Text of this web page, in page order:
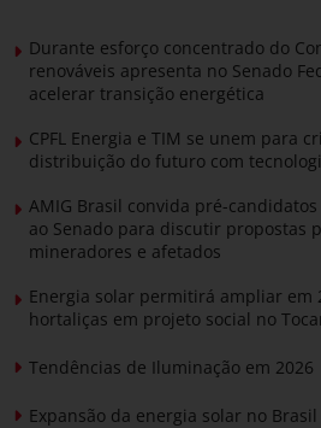
Durante esforço concentrado do
renováveis apresenta no Senado
acelerar transição energética
CPFL Energia e TIM se unem para
distribuição do futuro com
AMIG Brasil convida pré-
ao Senado para discutir propostas
mineradores e afetados
Energia solar permitirá ampliar em
hortaliças em projeto social no
Tendências de Iluminação em 2026
Expansão da energia solar no Brasil